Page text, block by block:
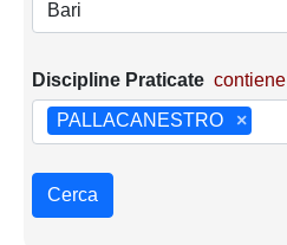
Bari
Discipline Praticate contiene
×
PALLACANESTRO
Cerca